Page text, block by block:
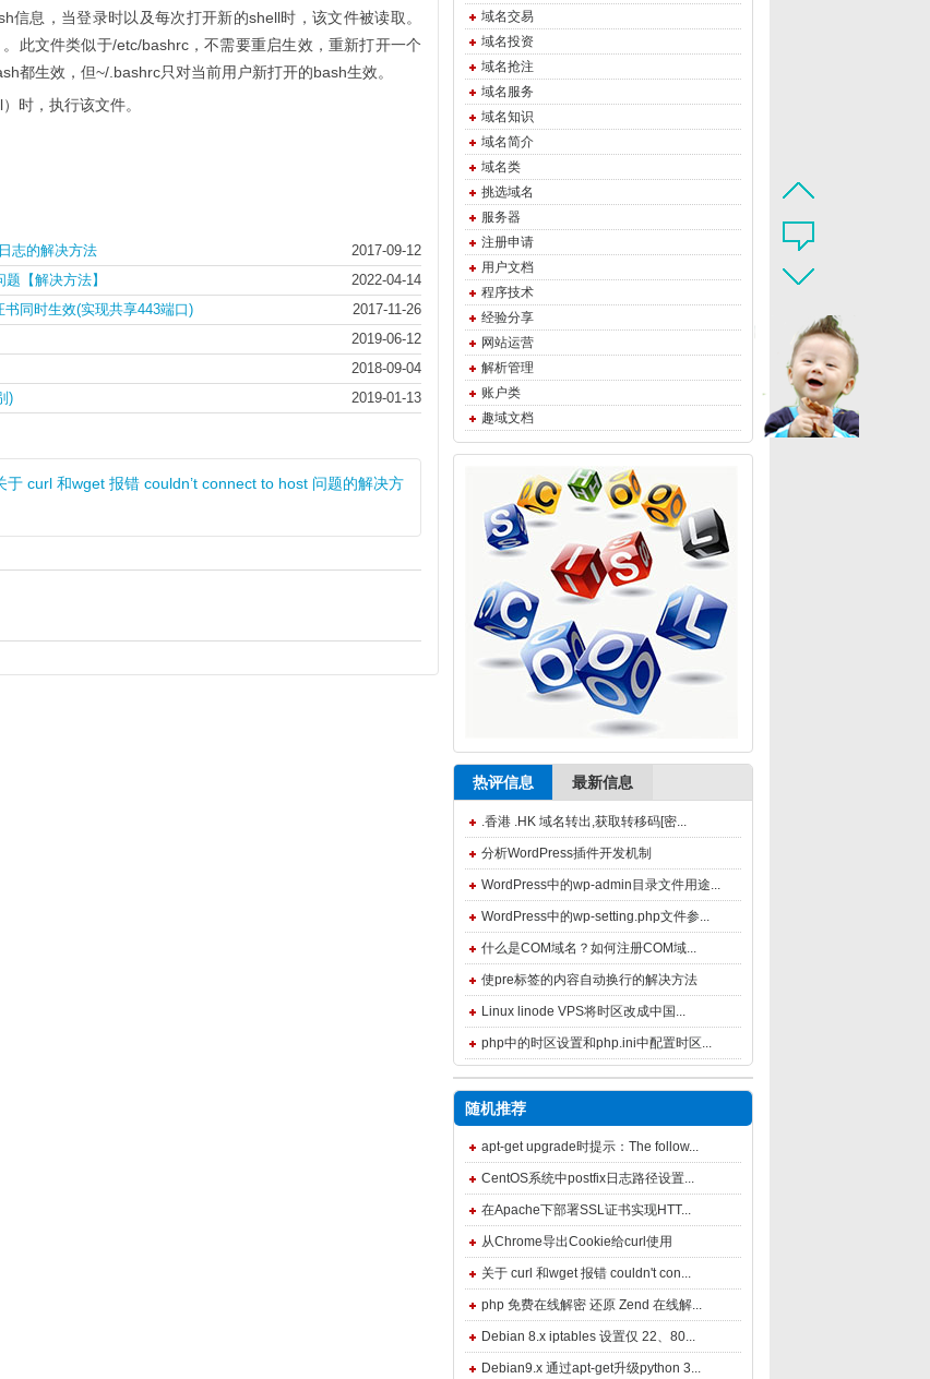
信息，当登录时以及每次打开新的shell时，该文件被读取。
此文件类似于/etc/bashrc，不需要重启生效，重新打开一个
都生效，但~/.bashrc只对当前用户新打开的bash生效。
时，执行该文件。
志的解决方法
2017-09-12
【解决方法】
2022-04-14
同时生效(实现共享443端口)
2017-11-26
2019-06-12
2018-09-04
)
2019-01-13
于 curl 和wget 报错 couldn’t connect to host 问题的解决方
域名交易
域名投资
域名抢注
域名服务
域名知识
域名简介
域名类
挑选域名
服务器
注册申请
用户文档
程序技术
经验分享
网站运营
解析管理
账户类
趣域文档
热评信息 最新信息
.香港 .HK 域名转出,获取转移码[密...
分析WordPress插件开发机制
WordPress中的wp-admin目录文件用途...
WordPress中的wp-setting.php文件参...
什么是COM域名？如何注册COM域...
使pre标签的内容自动换行的解决方法
Linux linode VPS将时区改成中国...
php中的时区设置和php.ini中配置时区...
随机推荐
apt-get upgrade时提示：The follow...
CentOS系统中postfix日志路径设置...
在Apache下部署SSL证书实现HTT...
从Chrome导出Cookie给curl使用
关于 curl 和wget 报错 couldn't con...
php 免费在线解密 还原 Zend 在线解...
Debian 8.x iptables 设置仅 22、80...
Debian9.x 通过apt-get升级python 3...